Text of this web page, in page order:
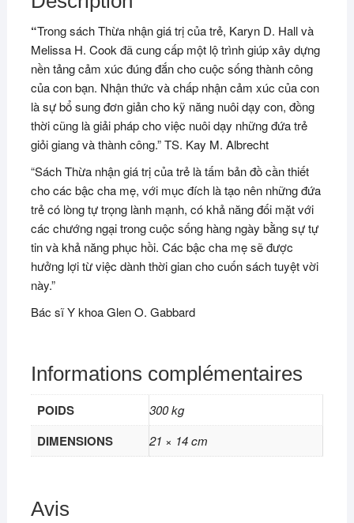
“Trong sách Thừa nhận giá trị của trẻ, Karyn D. Hall và
Melissa H. Cook đã cung cấp một lộ trình giúp xây dựng
nền tảng cảm xúc đúng đắn cho cuộc sống thành công
của con bạn. Nhận thức và chấp nhận cảm xúc của con
là sự bổ sung đơn giản cho kỹ năng nuôi dạy con, đồng
thời cũng là giải pháp cho việc nuôi dạy những đứa trẻ
giỏi giang và thành công.” TS. Kay M. Albrecht
“Sách Thừa nhận giá trị của trẻ là tấm bản đồ cần thiết
cho các bậc cha mẹ, với mục đích là tạo nên những đứa
trẻ có lòng tự trọng lành mạnh, có khả năng đối mặt với
các chướng ngại trong cuộc sống hàng ngày bằng sự tự
tin và khả năng phục hồi. Các bậc cha mẹ sẽ được
hưởng lợi từ việc dành thời gian cho cuốn sách tuyệt vời
này.”
Bác sĩ Y khoa Glen O. Gabbard
Informations complémentaires
POIDS 300 kg
DIMENSIONS 21 × 14 cm
Avis